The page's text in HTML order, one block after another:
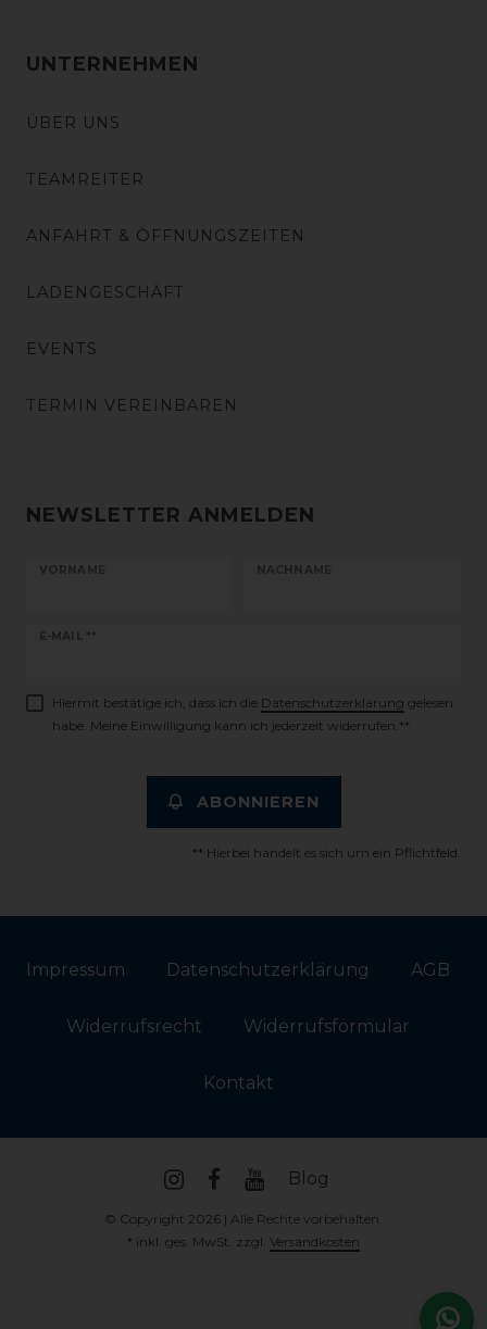
UNTERNEHMEN
ÜBER UNS
TEAMREITER
ANFAHRT & ÖFFNUNGSZEITEN
LADENGESCHÄFT
EVENTS
TERMIN VEREINBAREN
NEWSLETTER ANMELDEN
VORNAME NACHNAME
E-MAIL **
Newsletter
Hiermit bestätige ich, dass ich die Daten­schutz­erklärung gelesen
habe. Meine Einwilligung kann ich jederzeit widerrufen.**
ABONNIEREN
** Hierbei handelt es sich um ein Pflichtfeld.
Impressum Daten­schutz­erklärung AGB
Widerrufs­recht Widerrufs­formular
Kontakt
Blog
© Copyright 2026 | Alle Rechte vorbehalten.
* inkl. ges. MwSt. zzgl. Versandkosten